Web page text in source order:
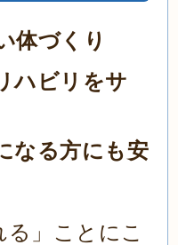
体づくり
ハビリをサ
なる方にも安
る」ことにこ